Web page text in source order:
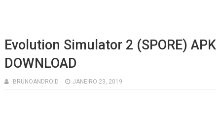
Evolution Simulator 2 (SPORE) APK
DOWNLOAD
BRUNOANDROID JANEIRO 23, 2019